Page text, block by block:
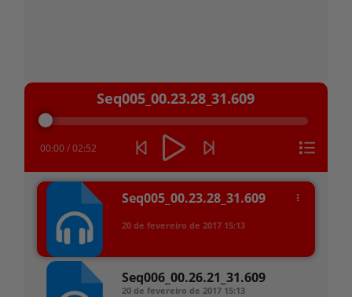
Tocador
áudio
Seq005_00.23.28_31.609
00:00 /02:52
Seq005_00.23.28_31.609
20 de fevereiro de 2017 15:13
Seq006_00.26.21_31.609
20 de fevereiro de 2017 15:13